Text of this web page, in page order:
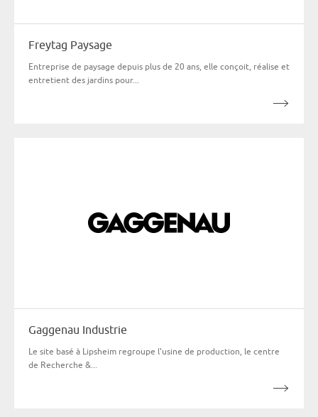
Freytag Paysage
Entreprise de paysage depuis plus de 20 ans, elle conçoit, réalise et
entretient des jardins pour...
Gaggenau Industrie
Le site basé à Lipsheim regroupe l'usine de production, le centre
de Recherche &...